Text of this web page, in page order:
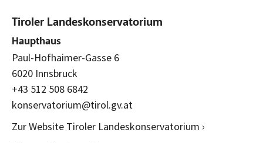
Tiroler Landeskonservatorium
Haupthaus
Paul-Hofhaimer-Gasse 6
6020 Innsbruck
+43 512 508 6842
konservatorium@tirol.gv.at
Zur Website Tiroler Landeskonservatorium ›